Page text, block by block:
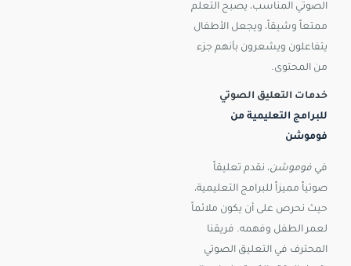
الصوتي المناسب، يصبح التعلم
ممتعاً وشيقاً، ويجعل الأطفال
يتفاعلون ويشعرون بأنهم جزء
من المحتوى.
خدمات التعليق الصوتي
للبرامج التعليمية من
فوموشن
في فوموشن، نقدم تعليقاً
صوتياً مميزاً للبرامج التعليمية،
حيث نحرص على أن يكون ملائماً
لعمر الطفل وفهمه. فريقنا
المحترف في التعليق الصوتي